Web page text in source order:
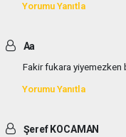
Yorumu Yanıtla
Aa
Fakir fukara
Yorumu Yanıtla
Şeref KOCAMAN